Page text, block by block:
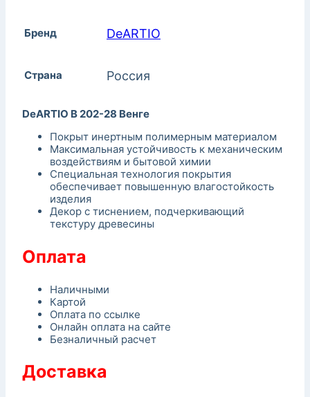
Бренд DeARTIO
Страна Россия
DeARTIO B 202-28 Венге
Покрыт инертным полимерным материалом
Максимальная устойчивость к механическим
воздействиям и бытовой химии
Специальная технология покрытия
обеспечивает повышенную влагостойкость
изделия
Декор с тиснением, подчеркивающий
текстуру древесины
Оплата
Наличными
Картой
Оплата по ссылке
Онлайн оплата на сайте
Безналичный расчет
Доставка